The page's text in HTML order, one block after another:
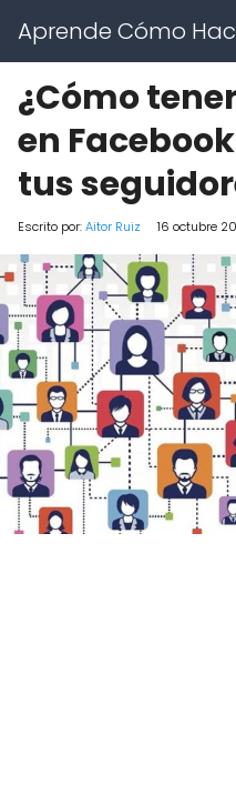
Aprende Cómo
¿Cómo
en
tus
Escrito por:Aitor Ruiz 16 octubre